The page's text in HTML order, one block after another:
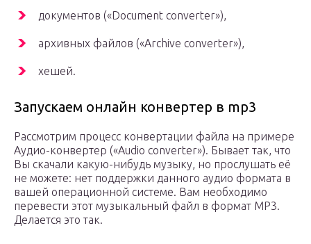
документов («Document converter»),
архивных файлов («Archive converter»),
хешей.
Запускаем онлайн конвертер в mp3
Рассмотрим процесс конвертации файла на примере
Аудио-конвертер («Audio converter»). Бывает так, что
Вы скачали какую-нибудь музыку, но прослушать её
не можете: нет поддержки данного аудио формата в
вашей операционной системе. Вам необходимо
перевести этот музыкальный файл в формат MP3.
Делается это так.